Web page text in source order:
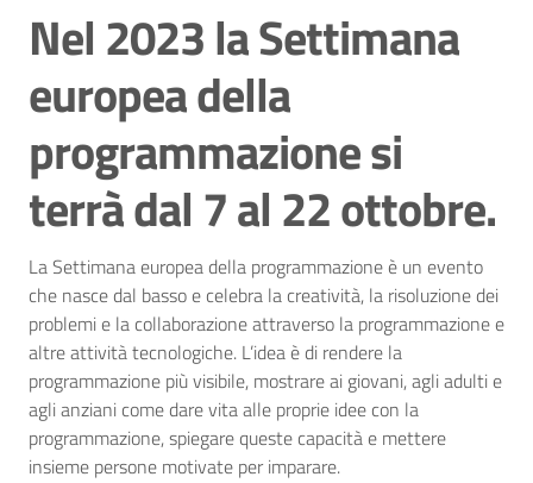
Nel 2023 la Settimana
europea della
programmazione si
terrà dal 7 al 22 ottobre.
La Settimana europea della programmazione è un evento
che nasce dal basso e celebra la creatività, la risoluzione dei
problemi e la collaborazione attraverso la programmazione e
altre attività tecnologiche. L’idea è di rendere la
programmazione più visibile, mostrare ai giovani, agli adulti e
agli anziani come dare vita alle proprie idee con la
programmazione, spiegare queste capacità e mettere
insieme persone motivate per imparare.